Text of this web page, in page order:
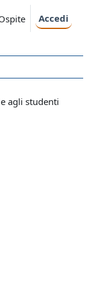
Accedi
agli studenti